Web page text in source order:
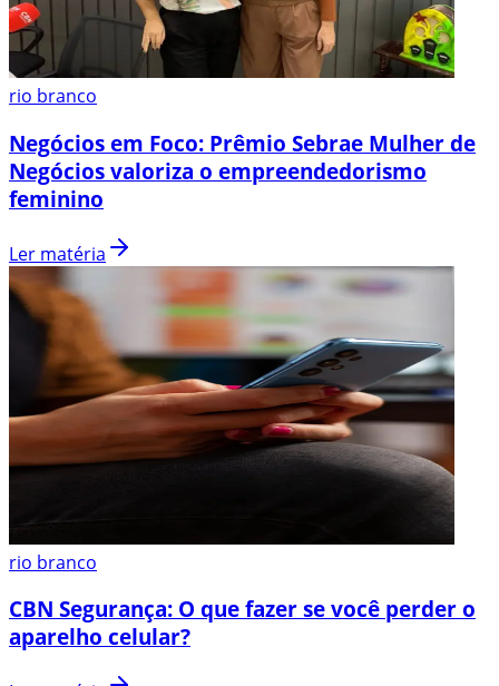
rio branco
Negócios em Foco: Prêmio Sebrae Mulher de
Negócios valoriza o empreendedorismo
feminino
Ler matéria
rio branco
CBN Segurança: O que fazer se você perder o
aparelho celular?